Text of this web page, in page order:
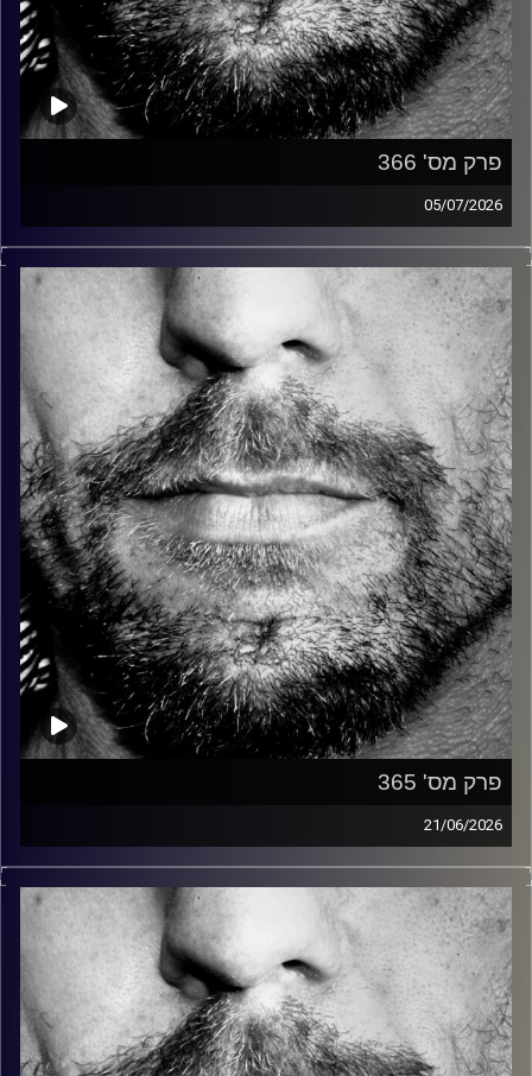
פרק מס' 366
05/07/2026
זיפים, מוזיקה מחוספסת של הופעות חיות. הרבה ג'אם, רוק,
בלוז, bluegrass, ג'אז, Fאנק, פרוגרסיב ואפילו אלקטרוניקה.
כל מה שחי, אמיתי ונושם.
עם שמוליק רגב.
קרדיט תמונות: David Goehring
פרק מס' 365
21/06/2026
זיפים, מוזיקה מחוספסת של הופעות חיות. הרבה ג'אם, רוק,
בלוז, bluegrass, ג'אז, Fאנק, פרוגרסיב ואפילו אלקטרוניקה.
כל מה שחי, אמיתי ונושם.
עם שמוליק רגב.
קרדיט תמונות: David Goehring